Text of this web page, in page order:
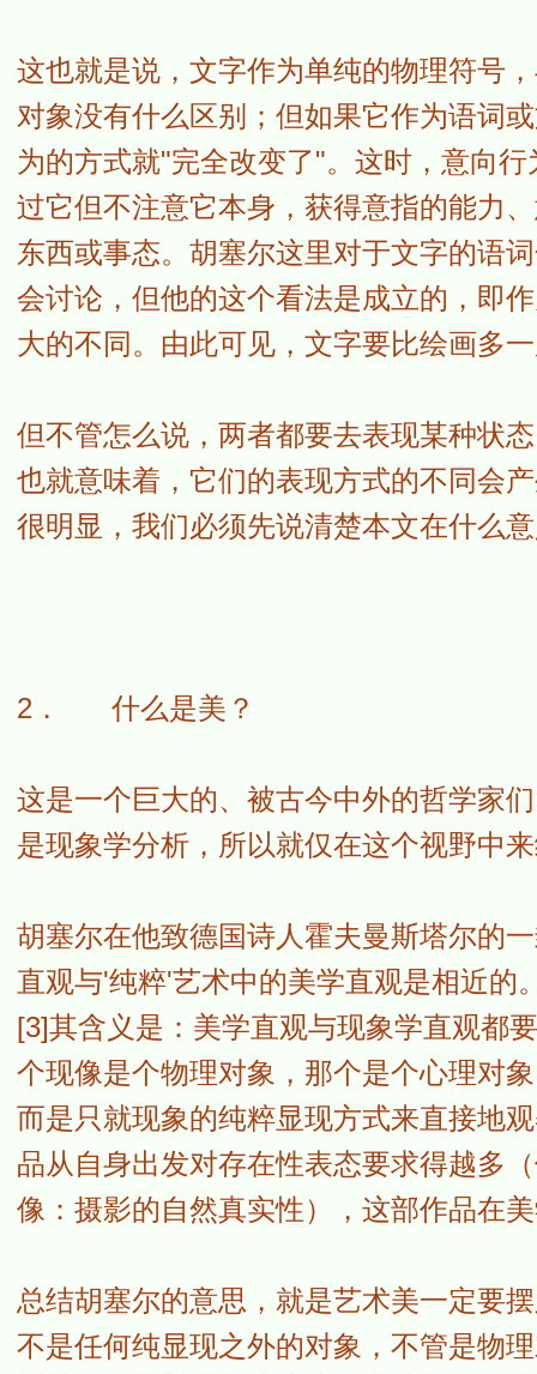
这也就是说，文字作为单纯的物理符号
对象没有什么区别；但如果它作为语词
为的方式就"完全改变了"。这时，意向
过它但不注意它本身，获得意指的能力
东西或事态。胡塞尔这里对于文字的语
会讨论，但他的这个看法是成立的，即
大的不同。由此可见，文字要比绘画多
但不管怎么说，两者都要去表现某种状
也就意味着，它们的表现方式的不同会
很明显，我们必须先说清楚本文在什么
2． 什么是美？
这是一个巨大的、被古今中外的哲学家
是现象学分析，所以就仅在这个视野中
胡塞尔在他致德国诗人霍夫曼斯塔尔的
直观与'纯粹'艺术中的美学直观是相近的
[3]其含义是：美学直观与现象学直观都
个现像是个物理对象，那个是个心理对
而是只就现象的纯粹显现方式来直接地
品从自身出发对存在性表态要求得越多
像：摄影的自然真实性），这部作品在
总结胡塞尔的意思，就是艺术美一定要
不是任何纯显现之外的对象，不管是物